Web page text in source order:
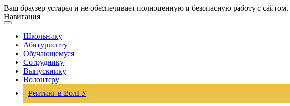
Ваш браузер устарел и не обеспечивает полноценную и безопасную работу с
Навигация
Школьнику
Абитуриенту
Обучающемуся
Сотруднику
Выпускнику
Волонтеру
Рейтинг в ВолГУ